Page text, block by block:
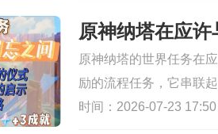
自动接取，还会触发一
原神纳塔在应
原神纳塔的世界任务在
励的流程任务，它串联
藏着不少火神瞳、珍贵
时间：2026-07-23 17:50